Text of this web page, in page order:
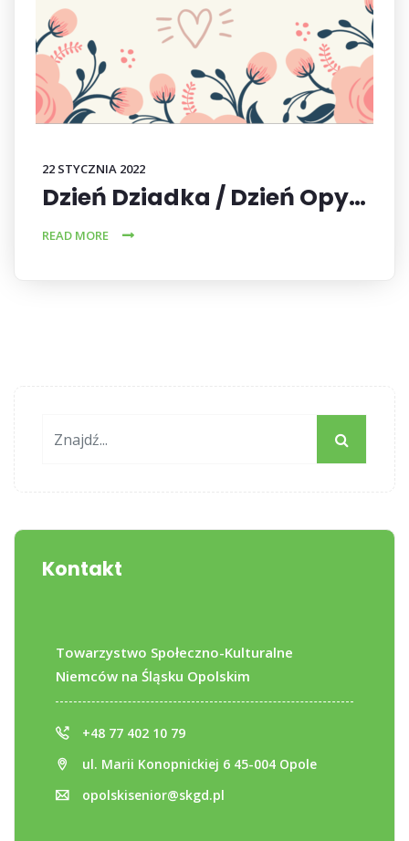
22 STYCZNIA 2022
Dzień Dziadka / Dzień Opy…
READ MORE
Kontakt
Towarzystwo Społeczno-Kulturalne
Niemców na Śląsku Opolskim
+48 77 402 10 79
ul. Marii Konopnickiej 6 45-004 Opole
opolskisenior@skgd.pl